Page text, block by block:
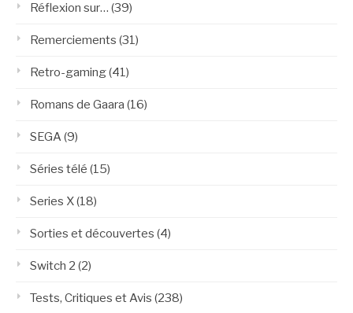
Réflexion sur… (39)
Remerciements (31)
Retro-gaming(41)
Romans de Gaara (16)
SEGA(9)
Séries télé (15)
Series X(18)
Sorties et découvertes (4)
Switch 2 (2)
Tests, Critiques et Avis (238)